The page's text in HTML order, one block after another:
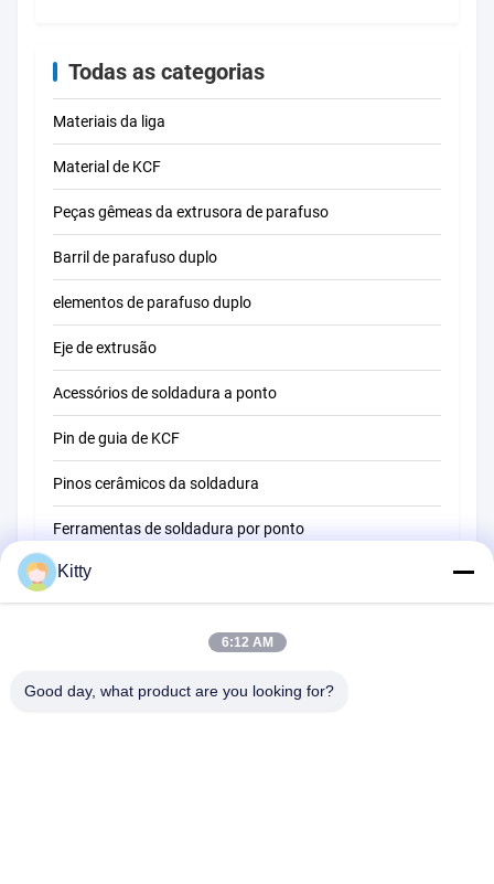
Todas as categorias
Materiais da liga
Material de KCF
Peças gêmeas da extrusora de parafuso
Barril de parafuso duplo
elementos de parafuso duplo
Eje de extrusão
Acessórios de soldadura a ponto
Pin de guia de KCF
Pinos cerâmicos da soldadura
Ferramentas de soldadura por ponto
Máquina de soldadura do ponto da resistência
Kitty
6:12 AM
Good day, what product are you looking for?